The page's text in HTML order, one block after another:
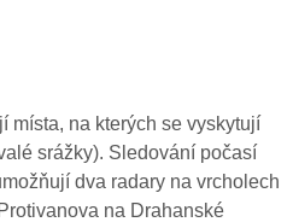
místa, na kterých se vyskytují
srážky). Sledování počasí
dva radary na vrcholech
na Drahanské